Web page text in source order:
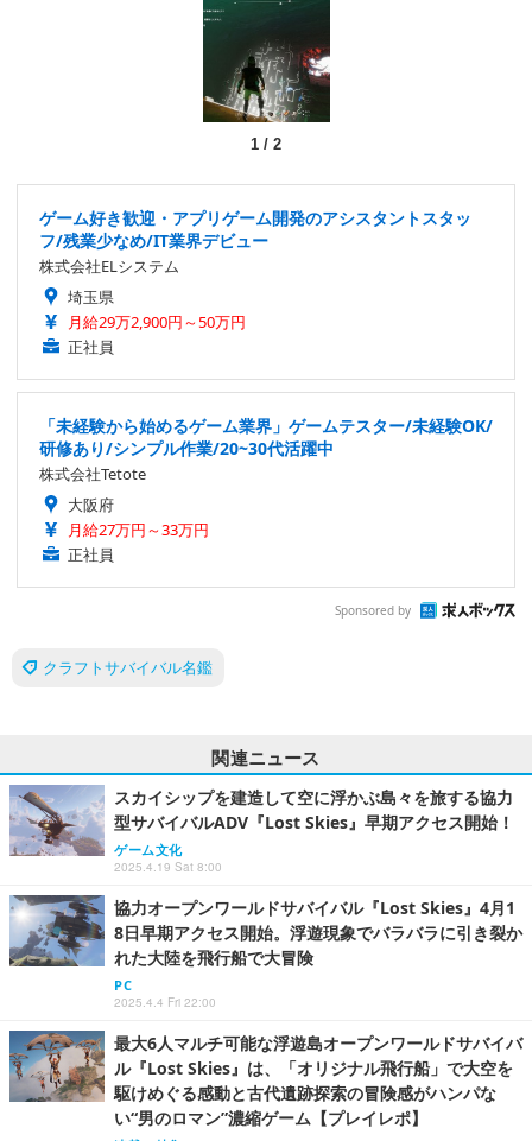
1/ 2
ゲーム好き歓迎・アプリゲーム開発のアシスタントスタッ
フ/残業少なめ/IT業界デビュー
株式会社ELシステム
埼玉県
月給29万2,900円～50万円
正社員
「未経験から始めるゲーム業界」ゲームテスター/未経験OK/
研修あり/シンプル作業/20~30代活躍中
株式会社Tetote
大阪府
月給27万円～33万円
正社員
Sponsored by
クラフトサバイバル名鑑
関連ニュース
スカイシップを建造して空に浮かぶ島々を旅する協力
型サバイバルADV『Lost Skies』早期アクセス開始！
ゲーム文化
2025.4.19 Sat 8:00
協力オープンワールドサバイバル『Lost Skies』4月1
8日早期アクセス開始。浮遊現象でバラバラに引き裂か
れた大陸を飛行船で大冒険
PC
2025.4.4 Fri 22:00
最大6人マルチ可能な浮遊島オープンワールドサバイバ
ル『Lost Skies』は、「オリジナル飛行船」で大空を
駆けめぐる感動と古代遺跡探索の冒険感がハンパな
い“男のロマン”濃縮ゲーム【プレイレポ】